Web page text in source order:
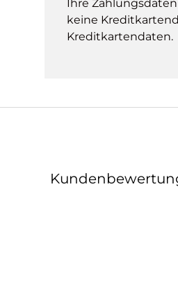
Ihre
keine
Kreditkartendaten.